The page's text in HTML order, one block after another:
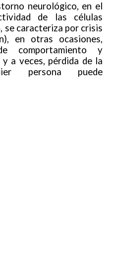
neurológico, en el
de las células
se caracteriza por crisis
en otras ocasiones,
comportamiento y
y a veces, pérdida de la
persona puede